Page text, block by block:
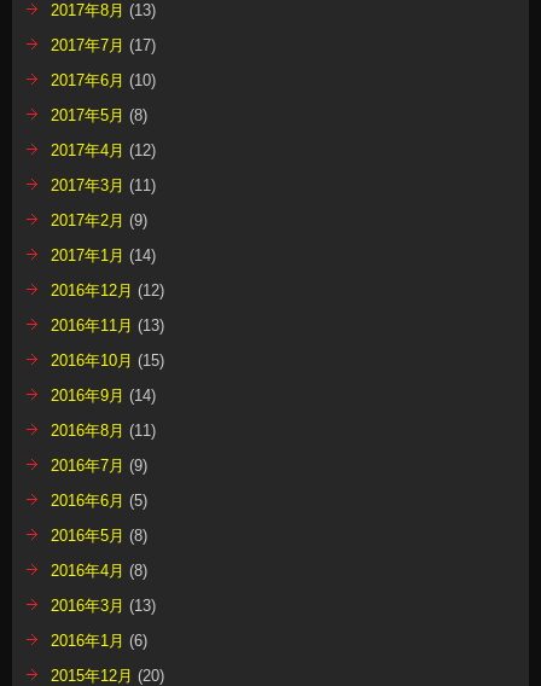
2017年8月 (13)
2017年7月 (17)
2017年6月 (10)
2017年5月 (8)
2017年4月 (12)
2017年3月 (11)
2017年2月 (9)
2017年1月 (14)
2016年12月 (12)
2016年11月 (13)
2016年10月 (15)
2016年9月 (14)
2016年8月 (11)
2016年7月 (9)
2016年6月 (5)
2016年5月 (8)
2016年4月 (8)
2016年3月 (13)
2016年1月 (6)
2015年12月 (20)